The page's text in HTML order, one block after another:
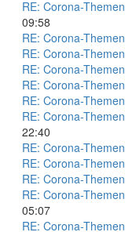
RE: Corona-Themen
09:58
RE: Corona-Themen
RE: Corona-Themen
RE: Corona-Themen
RE: Corona-Themen
RE: Corona-Themen
RE: Corona-Themen
22:40
RE: Corona-Themen
RE: Corona-Themen
RE: Corona-Themen
RE: Corona-Themen
05:07
RE: Corona-Themen